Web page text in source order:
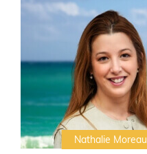
Nathalie Moreau